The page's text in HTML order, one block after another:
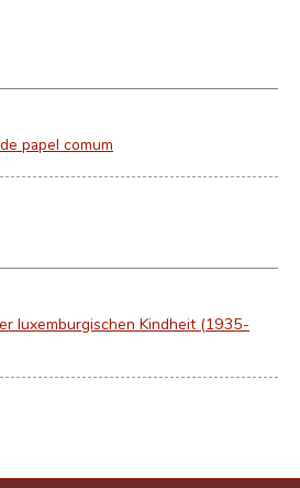
papel comum
luxemburgischen Kindheit (1935-